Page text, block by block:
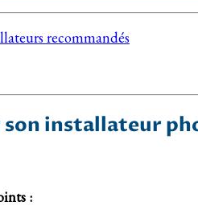
recommandés
installateur
: